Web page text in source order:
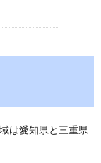
は愛知県と三重県